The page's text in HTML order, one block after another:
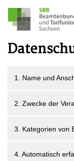
1. Name und
2. Zwecke der
3. Kategorien von
4. Automatisch